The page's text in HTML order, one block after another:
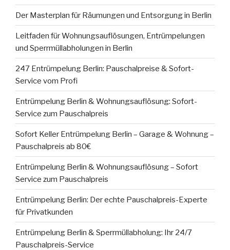
Der Masterplan für Räumungen und Entsorgung in Berlin
Leitfaden für Wohnungsauflösungen, Entrümpelungen
und Sperrmüllabholungen in Berlin
247 Entrümpelung Berlin: Pauschalpreise & Sofort-
Service vom Profi
Entrümpelung Berlin & Wohnungsauflösung: Sofort-
Service zum Pauschalpreis
Sofort Keller Entrümpelung Berlin – Garage & Wohnung –
Pauschalpreis ab 80€
Entrümpelung Berlin & Wohnungsauflösung – Sofort
Service zum Pauschalpreis
Entrümpelung Berlin: Der echte Pauschalpreis-Experte
für Privatkunden
Entrümpelung Berlin & Sperrmüllabholung: Ihr 24/7
Pauschalpreis-Service